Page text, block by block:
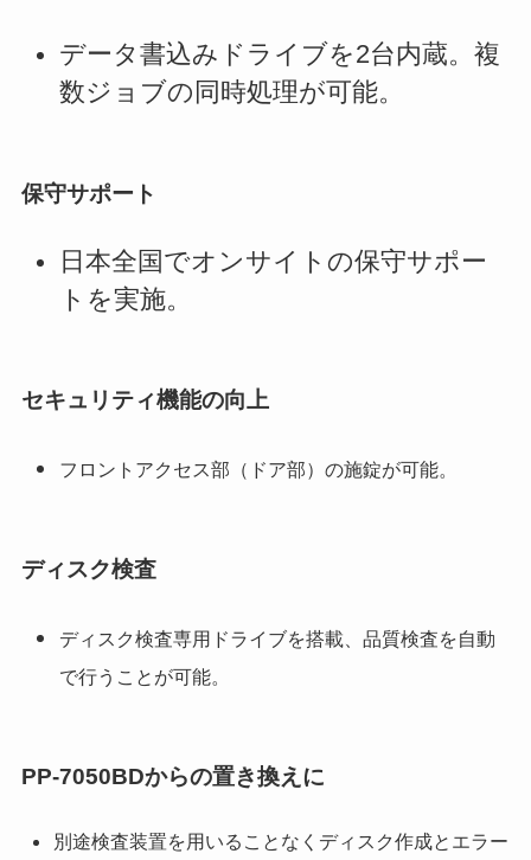
データ書込みドライブを2台内蔵。複
数ジョブの同時処理が可能。
保守サポート
日本全国でオンサイトの保守サポー
トを実施。
セキュリティ機能の向上
フロントアクセス部（ドア部）の施錠が可能。
ディスク検査
ディスク検査専用ドライブを搭載、品質検査を自動
で行うことが可能。
PP-7050BDからの置き換えに
別途検査装置を用いることなくディスク作成とエラー